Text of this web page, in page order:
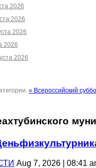
2026
2026
2026
2026
2026
« Всероссийский
Aug 7, 2026 | 08:41